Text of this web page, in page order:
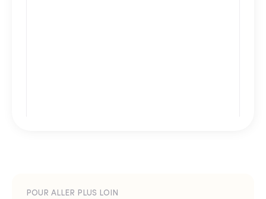
POUR ALLER PLUS LOIN